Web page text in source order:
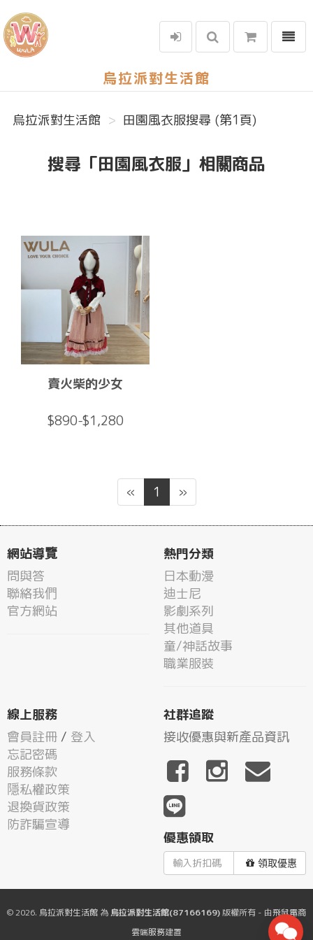
烏拉派對生活館
選單
烏拉派對生活館 田園風衣服搜尋 (第1頁)
搜尋「田園風衣服」相關商品
賣火柴的少女
$890-$1,280
« 1 »
網站導覽
問與答
聯絡我們
官方網站
熱門分類
日本動漫
迪士尼
影劇系列
其他道具
童/神話故事
職業服裝
線上服務
會員註冊 / 登入
忘記密碼
服務條款
隱私權政策
退換貨政策
防詐騙宣導
社群追蹤
接收優惠與新產品資訊
優惠領取
領取優惠
© 2026. 烏拉派對生活館 為 烏拉派對生活館(87166169)版權所有 - 由飛鼠電商
雲端服務建置